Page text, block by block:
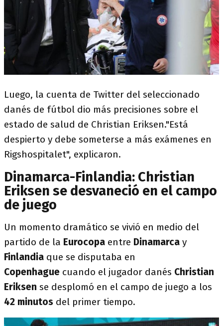
Luego, la cuenta de Twitter del seleccionado
danés de fútbol dio más precisiones sobre el
estado de salud de Christian Eriksen."Está
despierto y debe someterse a más exámenes en
Rigshospitalet", explicaron.
Dinamarca-Finlandia: Christian
Eriksen se desvaneció en el campo
de juego
Un momento dramático se vivió en medio del
partido de la Eurocopa entre Dinamarca y
Finlandia que se disputaba en
Copenhague cuando el jugador danés Christian
Eriksen se desplomó en el campo de juego a los
42 minutos del primer tiempo.